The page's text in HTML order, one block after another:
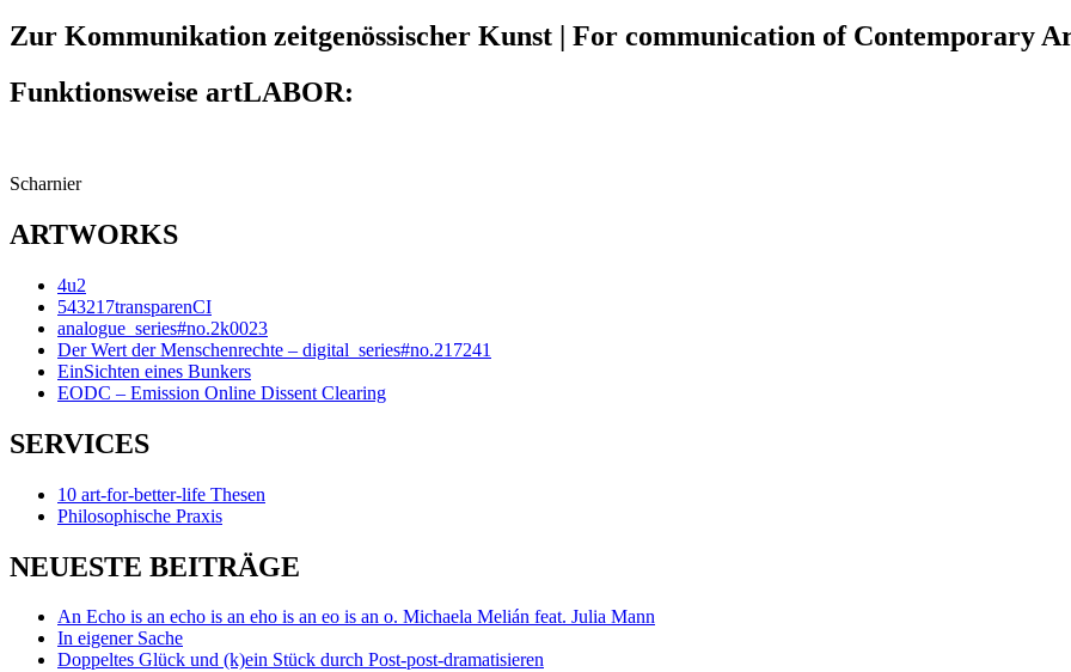
Zur Kommunikation zeitgenössischer Kunst | For communication of Contemporary
Funktionsweise artLABOR:
Scharnier
ARTWORKS
4u2
543217transparenCI
analogue_series#no.2k0023
Der Wert der Menschenrechte – digital_series#no.217241
EinSichten eines Bunkers
EODC – Emission Online Dissent Clearing
SERVICES
10 art-for-better-life Thesen
Philosophische Praxis
NEUESTE BEITRÄGE
An Echo is an echo is an eho is an eo is an o. Michaela Melián feat. Julia Mann
In eigener Sache
Doppeltes Glück und (k)ein Stück durch Post-post-dramatisieren